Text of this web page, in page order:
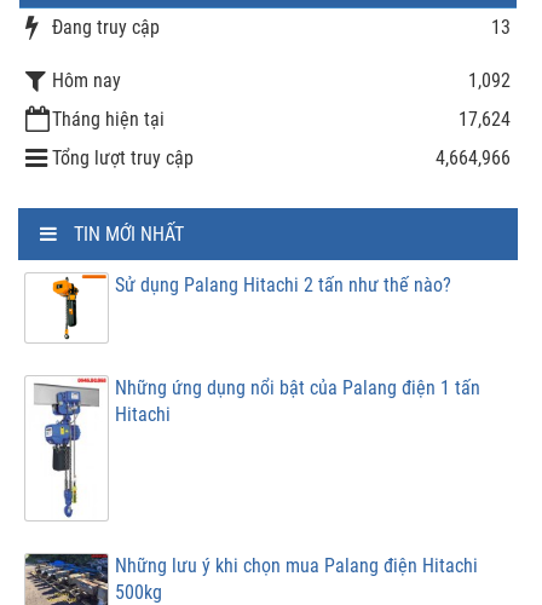
Đang truy cập 13
Hôm nay
1,092
Tháng hiện tại
17,624
Tổng lượt truy cập
4,664,966
TIN MỚI NHẤT
Sử dụng Palang Hitachi 2 tấn như thế nào?
Những ứng dụng nổi bật của Palang điện 1 tấn
Hitachi
Những lưu ý khi chọn mua Palang điện Hitachi
500kg